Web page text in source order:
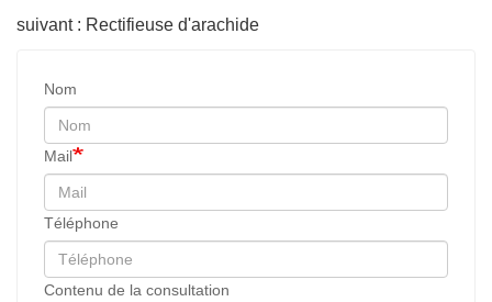
suivant : Rectifieuse d'arachide
Nom
Mail
Téléphone
Contenu de la consultation